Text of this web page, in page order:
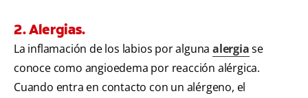
2. Alergias.
La inflamación de los labios por alguna alergiase
conoce como angioedema por reacción alérgica.
Cuando entra en contacto con un alérgeno, el